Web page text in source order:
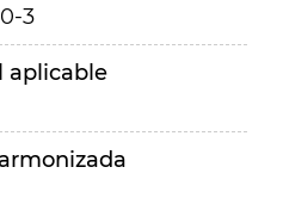
3
aplicable